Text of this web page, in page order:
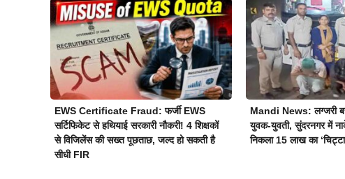
EWS Certificate Fraud: फर्जी EWS
सर्टिफिकेट से हथियाई सरकारी नौकरी! 4 शिक्षकों
से विजिलेंस की सख्त पूछताछ, जल्द हो सकती है
सीधी FIR
Mandi News: लग्जरी
युवक-युवती, सुंदरनगर में
निकला 15 लाख का